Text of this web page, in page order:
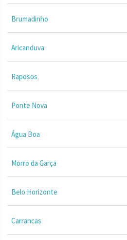
Brumadinho
Aricanduva
Raposos
Ponte Nova
Água Boa
Morro da Garça
Belo Horizonte
Carrancas